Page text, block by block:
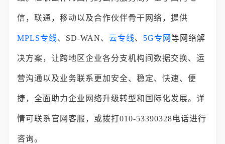
信，联通，移动以及合作伙伴骨干网络，提供
MPLS专线、SD-WAN、云专线、 5G专网等网络解
决方案，让跨地区企业各分支机构间数据交换、运
营沟通以及业务联系更加安全、稳定、快速、便
捷，全面助力企业网络升级转型和国际化发展。详
情可联系官网客服，或拨打010-53390328电话进行
咨询。